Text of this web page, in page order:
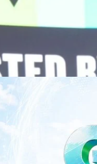
เดียวกันของปีก่อน สูงกว่าการ
บาทต่อหุ้น โดยกำหนดวันที่
ที่ 2 กันยายน 2569 นางสาวสุ
าชน) เปิดเผยว่า ในช่วงครึ่งปี
รยกระดับจากผู้จัดจำหน่าย
องเศรษฐกิจ AI โดยมุ่งเพิ่ม
บโลก…
THE GREEN
ยั่งยืน
TRANSITION เวทีแลก
นอแนวทางที่สามารถนำไป
สาขา ผ่านประเด็นสำคัญว่า